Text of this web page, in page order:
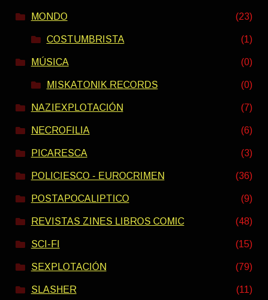
MONDO (23)
COSTUMBRISTA (1)
MÚSICA (0)
MISKATONIK RECORDS (0)
NAZIEXPLOTACIÓN (7)
NECROFILIA (6)
PICARESCA (3)
POLICIESCO - EUROCRIMEN (36)
POSTAPOCALIPTICO (9)
REVISTAS ZINES LIBROS COMIC (48)
SCI-FI (15)
SEXPLOTACIÓN (79)
SLASHER (11)